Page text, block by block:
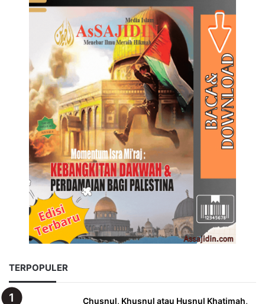
TERPOPULER
Chusnul, Khusnul atau Husnul Khatimah,